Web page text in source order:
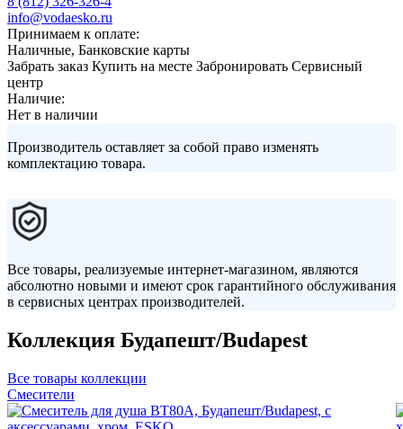
info@vodaesko.ru
Принимаем к оплате:
Наличные, Банковские карты
Забрать заказ Купить на месте Забронировать Сервисный
центр
Наличие:
Нет в наличии
Производитель оставляет за собой право изменять
комплектацию товара.
Все товары, реализуемые интернет-магазином, являются
абсолютно новыми и имеют срок гарантийного обслуживания
в сервисных центрах производителей.
Коллекция Будапешт/Budapest
Все товары коллекции
Смесители